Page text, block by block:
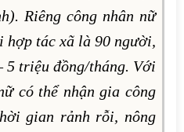
Riêng công nhân nữ
hợp tác xã là 90 người,
5 triệu đồng/tháng. Với
có thể nhận gia công
gian rảnh rỗi, nông